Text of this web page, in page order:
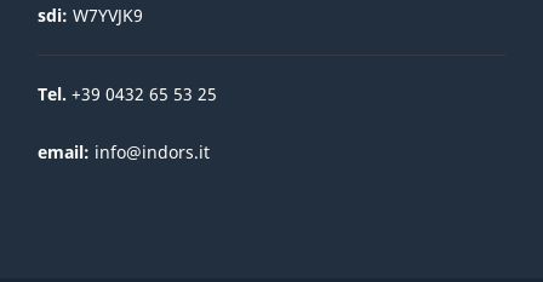
sdi: W7YVJK9
Tel. +39 0432 65 53 25
email: info@indors.it